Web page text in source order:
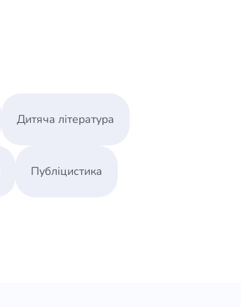
Дитяча література
Публіцистика